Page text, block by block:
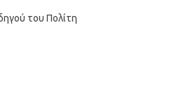
του Πολίτη